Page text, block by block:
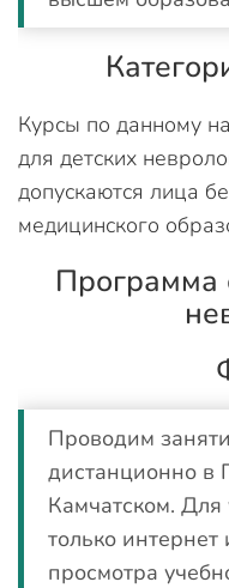
Курсы по данному
для детских
допускаются лица
медицинского
Программа
Проводим
дистанционно в
Камчатском.
только интернет
просмотра